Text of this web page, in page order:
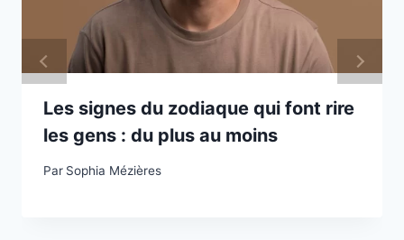
Les signes du zodiaque qui font rire
les gens : du plus au moins
Par Sophia Mézières